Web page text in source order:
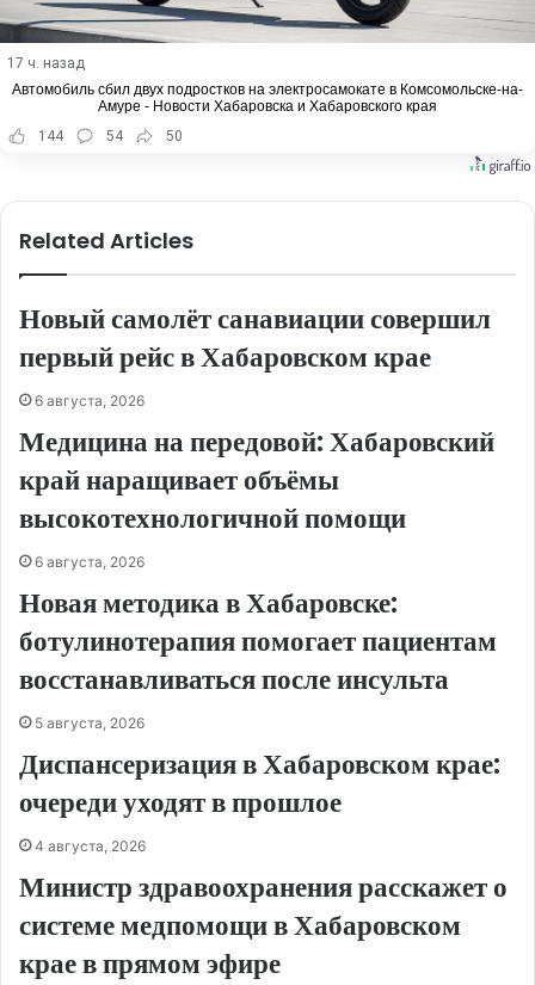
17 ч. назад
Автомобиль сбил двух подростков на электросамокате в Комсомольске-на-
Амуре - Новости Хабаровска и Хабаровского края
144
54 50
Related Articles
Новый самолёт санавиации совершил
первый рейс в Хабаровском крае
6 августа, 2026
Медицина на передовой: Хабаровский
край наращивает объёмы
высокотехнологичной помощи
6 августа, 2026
Новая методика в Хабаровске:
ботулинотерапия помогает пациентам
восстанавливаться после инсульта
5 августа, 2026
Диспансеризация в Хабаровском крае:
очереди уходят в прошлое
4 августа, 2026
Министр здравоохранения расскажет о
системе медпомощи в Хабаровском
крае в прямом эфире